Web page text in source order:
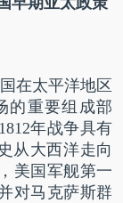
在太平洋地区
的重要组成部
1812年战争具有
从大西洋走向
美国军舰第一
对马克萨斯群